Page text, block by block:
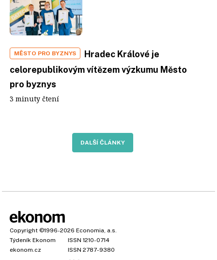
MĚSTO PRO BYZNYS
Hradec Králové je
celorepublikovým vítězem výzkumu Město
pro byznys
3 minuty čtení
DALŠÍ ČLÁNKY
Copyright ©1996-2026 Economia, a.s.
Týdeník Ekonom
ISSN 1210-0714
ekonom.cz
ISSN 2787-9380